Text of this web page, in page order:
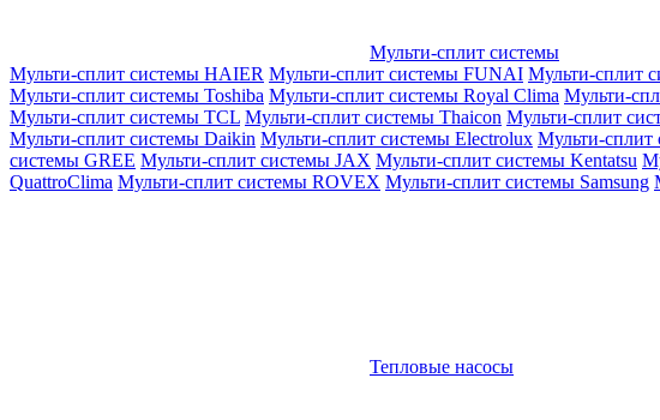
Мульти-сплит системы
Мульти-сплит системы HAIER Мульти-сплит системы FUNAI Мульти-сплит
Мульти-сплит системы Toshiba Мульти-сплит системы Royal Clima Мульти-
Мульти-сплит системы TCL Мульти-сплит системы Thaicon Мульти-сплит
Мульти-сплит системы Daikin Мульти-сплит системы Electrolux Мульти-сплит
системы GREE Мульти-сплит системы JAX Мульти-сплит системы Kentatsu
QuattroClima Мульти-сплит системы ROVEX Мульти-сплит системы Samsung
Тепловые насосы